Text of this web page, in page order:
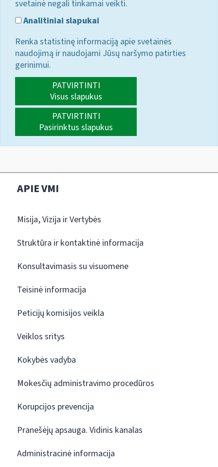
svetainė negali tinkamai veikti.
Analitiniai slapukai
Renka statistinę informaciją apie svetainės
naudojimą ir naudojami Jūsų naršymo patirties
gerinimui.
PATVIRTINTI
Visus slapukus
PATVIRTINTI
Pasirinktus slapukus
APIE VMI
Misija, Vizija ir Vertybės
Struktūra ir kontaktinė informacija
Konsultavimasis su visuomene
Teisinė informacija
Peticijų komisijos veikla
Veiklos sritys
Kokybės vadyba
Mokesčių administravimo procedūros
Korupcijos prevencija
Pranešėjų apsauga. Vidinis kanalas
Administracinė informacija